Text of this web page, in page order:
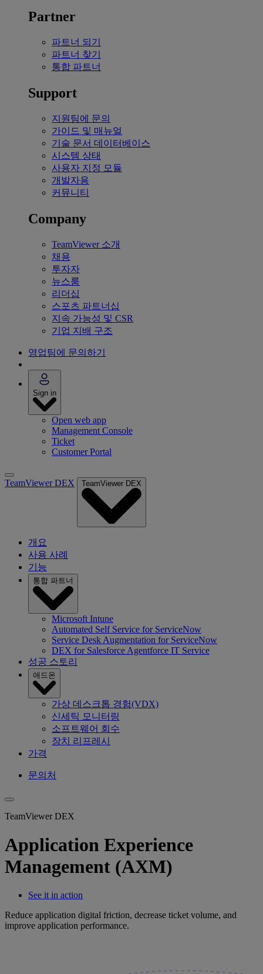
Partner
파트너 되기
파트너 찾기
통합 파트너
Support
지원팀에 문의
가이드 및 매뉴얼
기술 문서 데이터베이스
시스템 상태
사용자 지정 모듈
개발자용
커뮤니티
Company
TeamViewer 소개
채용
투자자
뉴스룸
리더십
스포츠 파트너십
지속 가능성 및 CSR
기업 지배 구조
영업팀에 문의하기
Sign in
Open web app
Management Console
Ticket
Customer Portal
TeamViewer DEX TeamViewer DEX
개요
사용 사례
기능
통합 파트너
Microsoft Intune
Automated Self Service for ServiceNow
Service Desk Augmentation for ServiceNow
DEX for Salesforce Agentforce IT Service
성공 스토리
애드온
가상 데스크톱 경험(VDX)
신세틱 모니터링
소프트웨어 회수
장치 리프레시
가격
문의처
TeamViewer DEX
Application Experience
Management (AXM)
See it in action
Reduce application digital friction, decrease ticket volume, and
improve application performance.